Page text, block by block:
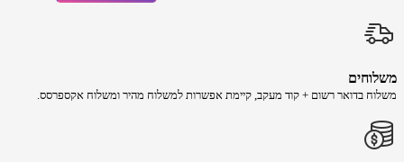
משלוחים
משלוח​ ב​דואר רשום + קוד מעקב​​, קיימת אפשרות למשלוח מהיר​ ומשלוח אקספרסס.